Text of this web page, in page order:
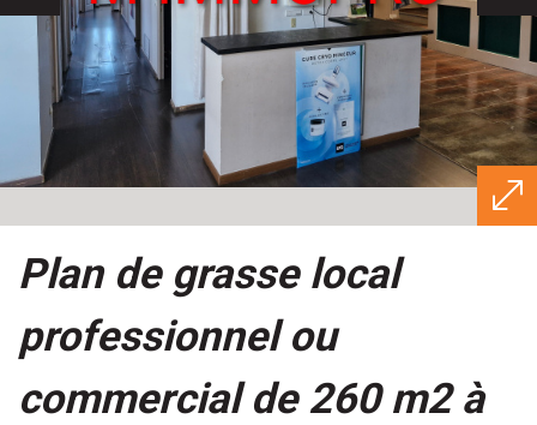
plan de grasse local
professionnel ou
commercial de 260 m2 à